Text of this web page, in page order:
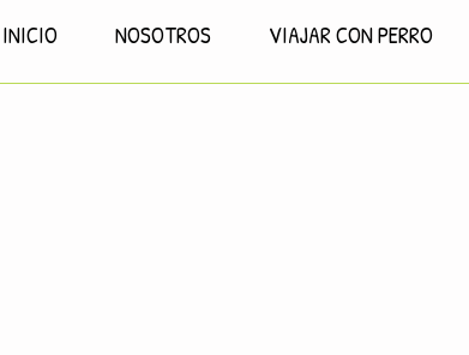
INICIO NOSOTROS VIAJAR CON PERRO